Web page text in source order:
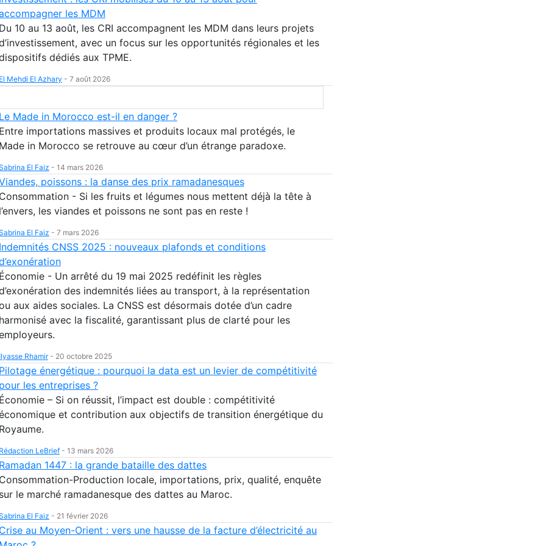
les MDM
Du 10 au 13 août, les CRI accompagnent les MDM dans leurs projets
avec un focus sur les opportunités régionales et les
dédiés aux TPME.
El Mehdi El Azhary - 7 août 2026
Le Made in Morocco est-il en danger ?
Entre importations massives et produits locaux mal protégés, le
Made in Morocco se retrouve au cœur d’un étrange paradoxe.
El Faiz - 14 mars 2026
poissons : la danse des prix ramadanesques
Consommation - Si les fruits et légumes nous mettent déjà la tête à
l’envers, les viandes et poissons ne sont pas en reste !
El Faiz - 7 mars 2026
Indemnités CNSS 2025 : nouveaux plafonds et conditions
Économie - Un arrêté du 19 mai 2025 redéfinit les règles
des indemnités liées au transport, à la représentation
aux aides sociales. La CNSS est désormais dotée d’un cadre
harmonisé avec la fiscalité, garantissant plus de clarté pour les
Ilyasse Rhamir- 20 octobre 2025
Pilotage énergétique : pourquoi la data est un levier de compétitivité
pour les entreprises ?
Économie – Si on réussit, l’impact est double : compétitivité
et contribution aux objectifs de transition énergétique du
Royaume.
Rédaction LeBrief- 13 mars 2026
Ramadan 1447 : la grande bataille des dattes
Consommation-Production locale, importations, prix, qualité, enquête
sur le marché ramadanesque des dattes au Maroc.
El Faiz - 21 février 2026
Crise au Moyen-Orient : vers une hausse de la facture d’électricité au